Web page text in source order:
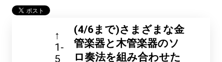
↑
1-
5
(4/6まで)さまざまな金
管楽器と木管楽器のソ
ロ奏法を組み合わせた